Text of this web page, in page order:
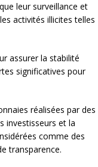
leur surveillance et
activités illicites telles
assurer la stabilité
significatives pour
réalisées par des
investisseurs et la
comme des
transparence.